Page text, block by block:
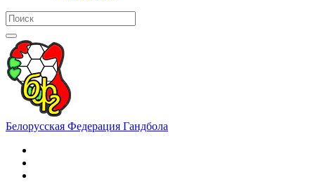
Белорусская Федерация Гандбола